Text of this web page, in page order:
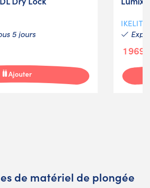
5 jours
Ajouter
IKELITE
1
de matériel de plongée